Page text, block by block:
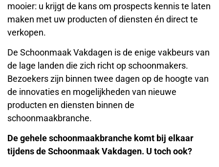
mooier: u krijgt de kans om prospects kennis te laten
maken met uw producten of diensten én direct te
verkopen.
De Schoonmaak Vakdagen is de enige vakbeurs van
de lage landen die zich richt op schoonmakers.
Bezoekers zijn binnen twee dagen op de hoogte van
de innovaties en mogelijkheden van nieuwe
producten en diensten binnen de
schoonmaakbranche.
De gehele schoonmaakbranche komt bij elkaar
tijdens de Schoonmaak Vakdagen. U toch ook?